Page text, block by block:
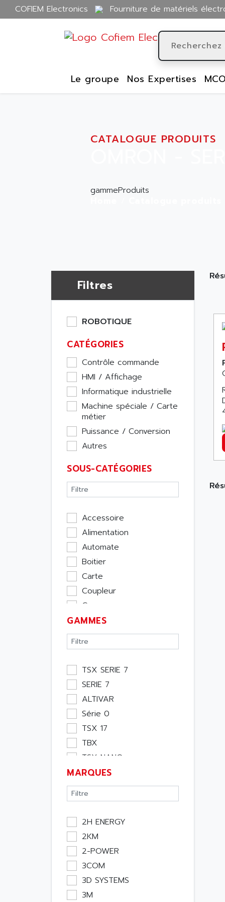
COFIEM Electronics Fourniture de matériels
Le groupe Nos Expertises
CATALOGUE PRODUITS
gammeProduits
Filtres
ROBOTIQUE
CATÉGORIES
Contrôle commande
HMI / Affichage
Informatique industrielle
Machine spéciale / Carte
métier
Puissance / Conversion
Autres
SOUS-CATÉGORIES
Accessoire
Alimentation
Automate
Boitier
Carte
Coupleur
Cpu
Ecran
Entrée / Sortie
Memoire
Module Métier
Moteur
Pupitre Opérateur
Rack
Etude
Software
Variateur
Actif
Consommable
Energie
Optoélectronique
Passif
Bureau
Emballage
Informatique
GAMMES
TSX SERIE 7
SERIE 7
ALTIVAR
Série 0
TSX 17
TBX
TSX NANO
TSX PREMIUM
ASI
APRIL 5000
XUD
TSX MICRO
MAGELIS
TCCX
CCX17
TELEFAST
MARQUES
2H ENERGY
2KM
2-POWER
3COM
3D SYSTEMS
3M